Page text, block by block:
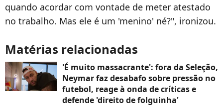
quando acordar com vontade de meter atestado
no trabalho. Mas ele é um 'menino' né?", ironizou.
Matérias relacionadas
'É muito massacrante': fora da Seleção,
Neymar faz desabafo sobre pressão no
futebol, reage à onda de críticas e
defende 'direito de folguinha'